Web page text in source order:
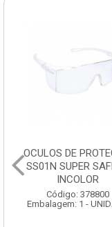
OCULOS DE
SS01N SUPER
INCOLOR
Código: 378800
Embalagem: 1 -